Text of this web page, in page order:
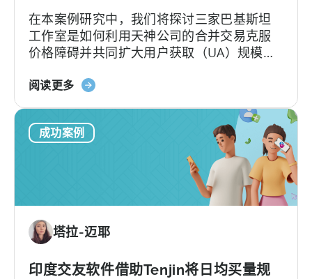
后
如
何
广
支
出
倍
Fusee
例
在本案例研究中，我们将探讨三家巴基斯坦
工作室是如何利用天神公司的合并交易克服
价格障碍并共同扩大用户获取（UA）规模
Labs 和 DevOps Studio 利用天神的合并交
规模。以下是他们令人印象深刻的成果剪
影：关于这些工作室 Invogue
Technologies、Smarnovative Labs 和
DevOps Studio 位于巴基斯坦拉合尔，一直
阅读更多关
基
作
如
成功案例
塔拉-迈耶
印度交友软件借助Tenjin将日均买量规